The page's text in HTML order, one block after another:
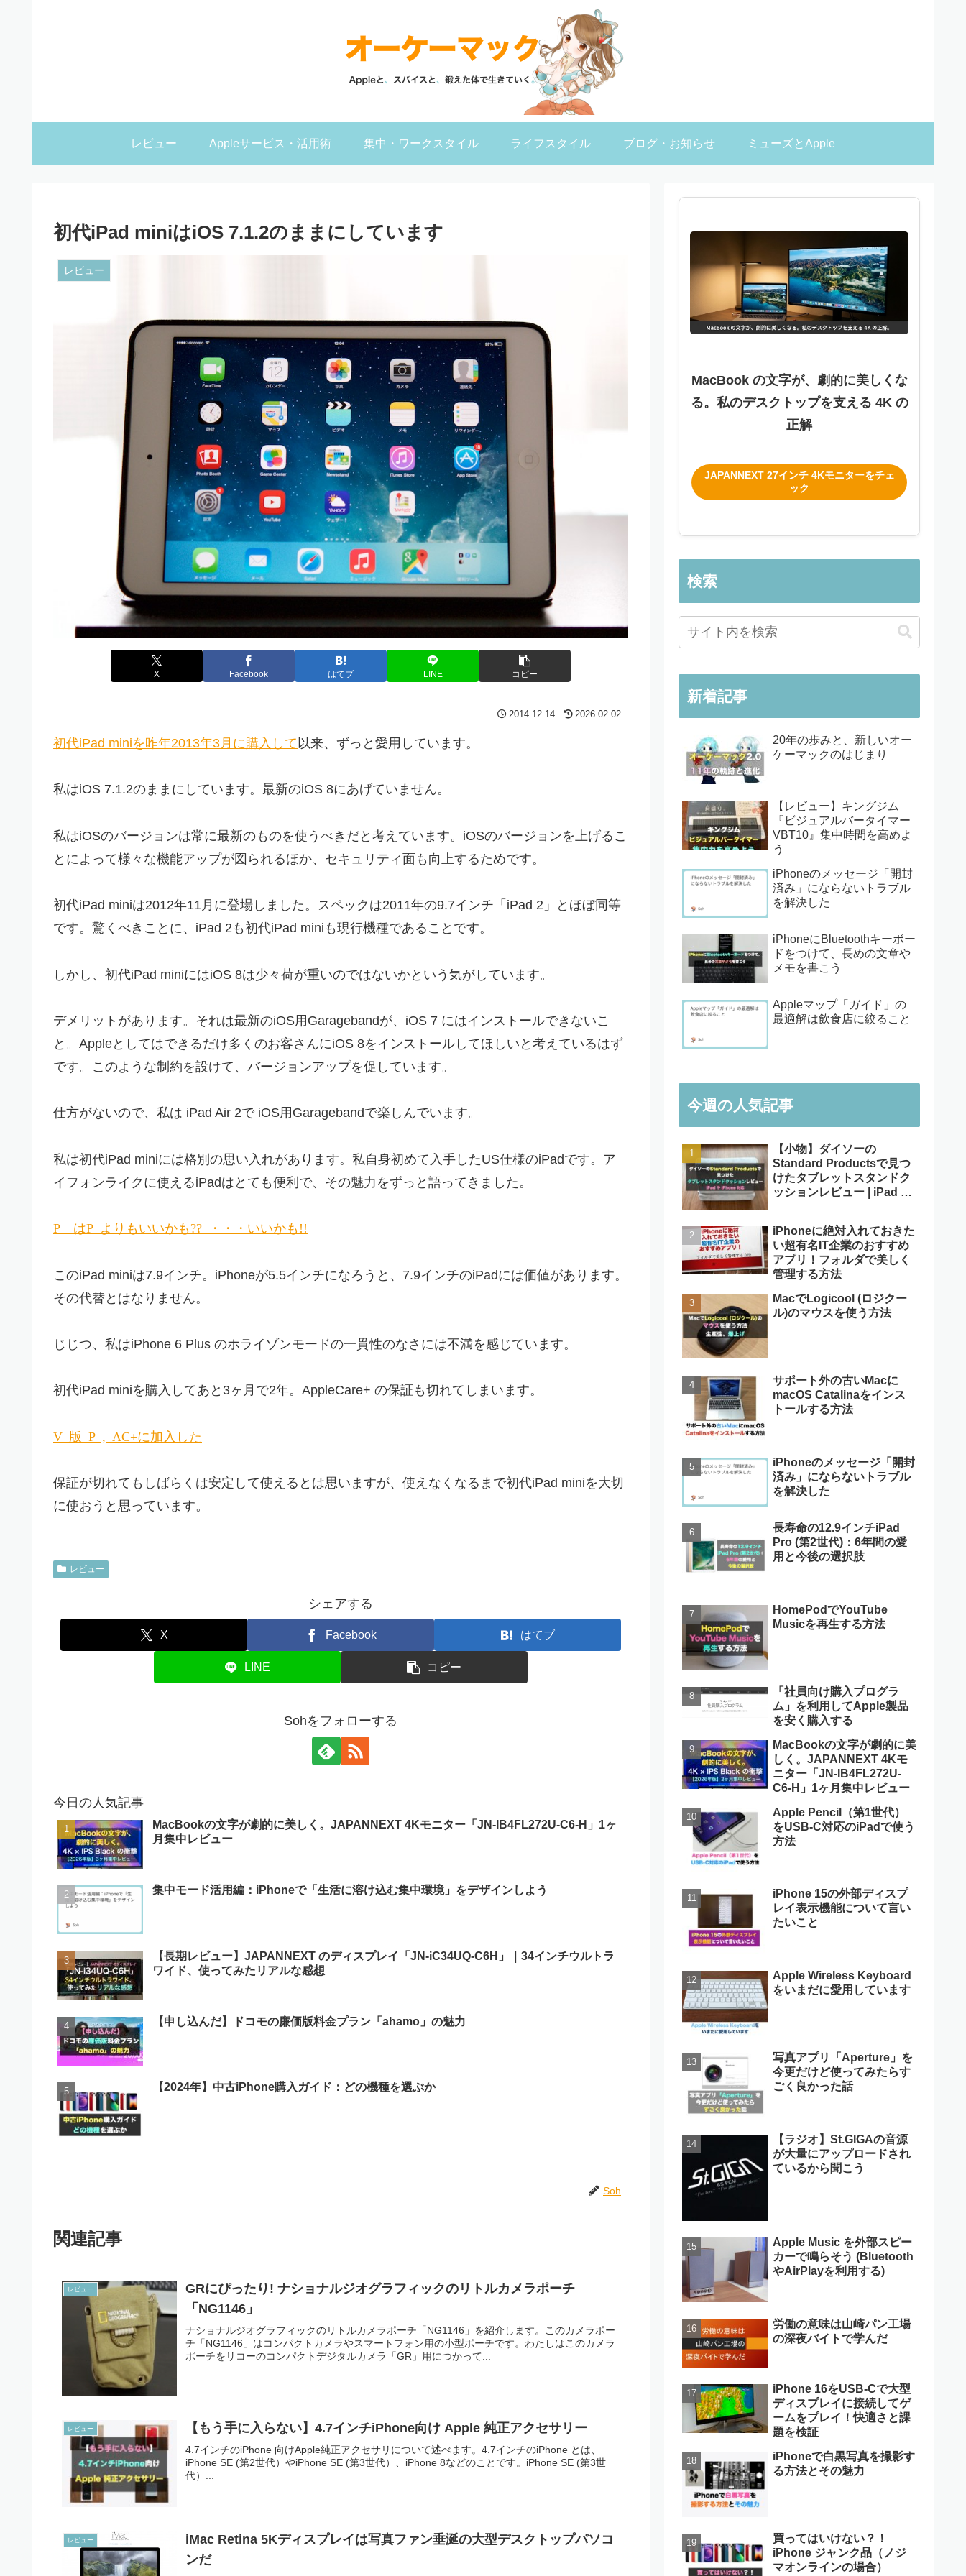
レビュー Appleサービス・活用術 集中・ワークスタイル ライフスタイル ブログ・お知らせ ミューズとApple
初代iPad miniはiOS 7.1.2のままにしています
レビュー
X Facebook はてブ LINE コピー
2014.12.14 2026.02.02
初代iPad miniを昨年2013年3月に購入して 以来、ずっと愛用しています。
私はiOS 7.1.2のままにしています。最新のiOS 8にあげていません。
私はiOSのバージョンは常に最新のものを使うべきだと考えています。iOSのバージョンを上げるこ
とによって様々な機能アップが図られるほか、セキュリティ面も向上するためです。
初代iPad miniは2012年11月に登場しました。スペックは2011年の9.7インチ「iPad 2」とほぼ同等
です。驚くべきことに、iPad 2も初代iPad miniも現行機種であることです。
しかし、初代iPad miniにはiOS 8は少々荷が重いのではないかという気がしています。
デメリットがあります。それは最新のiOS用Garagebandが、iOS 7 にはインストールできないこ
と。Appleとしてはできるだけ多くのお客さんにiOS 8をインストールしてほしいと考えているはず
です。このような制約を設けて、バージョンアップを促しています。
仕方がないので、私は iPad Air 2で iOS用Garagebandで楽しんでいます。
私は初代iPad miniには格別の思い入れがあります。私自身初めて入手したUS仕様のiPadです。ア
イフォンライクに使えるiPadはとても便利で、その魅力をずっと語ってきました。
iPad mini はiPhone 5よりもいいかも?? ・・・いいかも!!
このiPad miniは7.9インチ。 iPhoneが5.5インチになろうと、7.9インチのiPadには価値があります。
その代替とはなりません。
じじつ、私はiPhone 6 Plus のホライゾンモードの一貫性のなさには不満を感じています。
初代iPad miniを購入してあと3ヶ月で2年。AppleCare+ の保証も切れてしまいます。
Verizon 版 iPad mini, AppleCare+に加入した
保証が切れてもしばらくは安定して使えるとは思いますが、使えなくなるまで初代iPad miniを大切
に使おうと思っています。
レビュー
シェアする
X Facebook はてブ
LINE コピー
Sohをフォローする
今日の人気記事
MacBookの文字が劇的に美しく。JAPANNEXT 4Kモニター「JN-IB4FL272U-C6-H」1ヶ
月集中レビュー
集中モード活用編：iPhoneで「生活に溶け込む集中環境」をデザインしよう
【長期レビュー】JAPANNEXT のディスプレイ「JN-iC34UQ-C6H」｜34インチウルトラ
ワイド、使ってみたリアルな感想
【申し込んだ】ドコモの廉価版料金プラン「ahamo」の魅力
【2024年】中古iPhone購入ガイド：どの機種を選ぶか
Soh
関連記事
レビュー
GRにぴったり! ナショナルジオグラフィックのリトルカメラポーチ
「NG1146」
ナショナルジオグラフィックのリトルカメラポーチ「NG1146」を紹介します。このカメラポー
チ「NG1146」はコンパクトカメラやスマートフォン用の小型ポーチです。わたしはこのカメラ
ポーチをリコーのコンパクトデジタルカメラ「GR」用につかって...
レビュー 【もう手に入らない】4.7インチiPhone向け Apple 純正アクセサリー
4.7インチのiPhone 向けApple純正アクセサリについて述べます。4.7インチのiPhone とは、
iPhone SE (第2世代）やiPhone SE (第3世代）、iPhone 8などのことです。iPhone SE (第3世
代）...
レビュー
iMac Retina 5Kディスプレイ‎は写真ファン垂涎の大型デスクトップパソコ
ンだ
MacBook の文字が、劇的に美しくな
る。私のデスクトップを支える 4K の
正解
JAPANNEXT 27インチ 4Kモニターをチェ
ック
検索
新着記事
20年の歩みと、新しいオー
ケーマックのはじまり
【レビュー】キングジム
『ビジュアルバータイマー
VBT10』集中時間を高めよ
う
iPhoneのメッセージ「開封
済み」にならないトラブル
を解決した
iPhoneにBluetoothキーボー
ドをつけて、長めの文章や
メモを書こう
Appleマップ「ガイド」の
最適解は飲食店に絞ること
今週の人気記事
【小物】ダイソーの
Standard Productsで見つ
けたタブレットスタンドク
ッションレビュー | iPad や
iPhoneに絶対入れておきた
い超有名IT企業のおすすめ
アプリ！フォルダで美しく
管理する方法
MacでLogicool (ロジクー
ル)のマウスを使う方法
サポート外の古いMacに
macOS Catalinaをインス
トールする方法
iPhoneのメッセージ「開封
済み」にならないトラブル
を解決した
長寿命の12.9インチiPad
Pro (第2世代)：6年間の愛
用と今後の選択肢
HomePodでYouTube
Musicを再生する方法
「社員向け購入プログラ
ム」を利用してApple製品
を安く購入する
MacBookの文字が劇的に美
しく。JAPANNEXT 4Kモ
ニター「JN-IB4FL272U-
C6-H」1ヶ月集中レビュー
Apple Pencil（第1世代）
をUSB-C対応のiPadで使う
方法
iPhone 15の外部ディスプ
レイ表示機能について言い
たいこと
Apple Wireless Keyboard
をいまだに愛用しています
写真アプリ「Aperture」を
今更だけど使ってみたらす
ごく良かった話
【ラジオ】St.GIGAの音源
が大量にアップロードされ
ているから聞こう
Apple Music を外部スピー
カーで鳴らそう (Bluetooth
やAirPlayを利用する)
労働の意味は山崎パン工場
の深夜バイトで学んだ
iPhone 16をUSB-Cで大型
ディスプレイに接続してゲ
ームをプレイ！快適さと課
題を検証
iPhoneで白黒写真を撮影す
る方法とその魅力
買ってはいけない？！
iPhone ジャンク品（ノジ
マオンラインの場合）